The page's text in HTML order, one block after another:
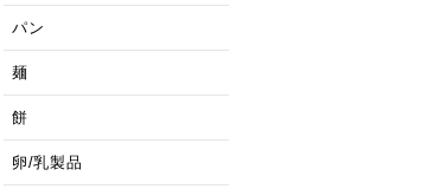
パン
麺
餅
卵/乳製品